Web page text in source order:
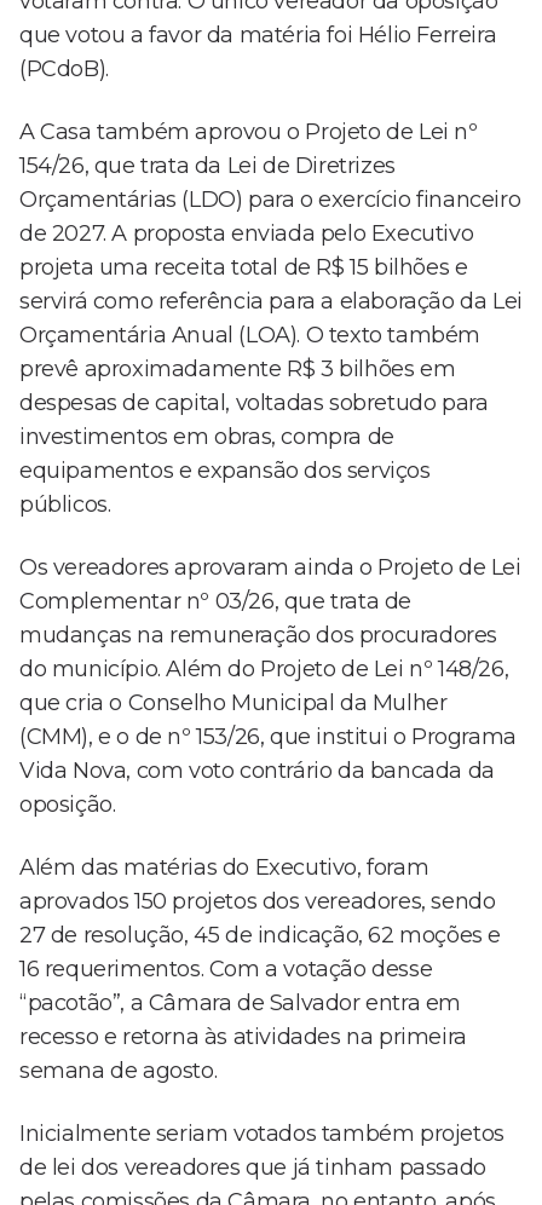
que votou a favor da matéria foi Hélio Ferreira
(PCdoB).
A Casa também aprovou o Projeto de Lei nº
154/26, que trata da Lei de Diretrizes
Orçamentárias (LDO) para o exercício financeiro
de 2027. A proposta enviada pelo Executivo
projeta uma receita total de R$ 15 bilhões e
servirá como referência para a elaboração da Lei
Orçamentária Anual (LOA). O texto também
prevê aproximadamente R$ 3 bilhões em
despesas de capital, voltadas sobretudo para
investimentos em obras, compra de
equipamentos e expansão dos serviços
públicos.
Os vereadores aprovaram ainda o Projeto de Lei
Complementar nº 03/26, que trata de
mudanças na remuneração dos procuradores
do município. Além do Projeto de Lei nº 148/26,
que cria o Conselho Municipal da Mulher
(CMM), e o de nº 153/26, que institui o Programa
Vida Nova, com voto contrário da bancada da
oposição.
Além das matérias do Executivo, foram
aprovados 150 projetos dos vereadores, sendo
27 de resolução, 45 de indicação, 62 moções e
16 requerimentos. Com a votação desse
“pacotão”, a Câmara de Salvador entra em
recesso e retorna às atividades na primeira
semana de agosto.
Inicialmente seriam votados também projetos
de lei dos vereadores que já tinham passado